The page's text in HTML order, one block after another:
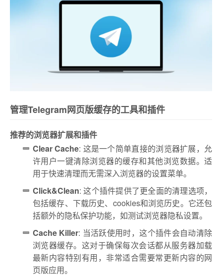
管理Telegram网页版缓存的工具和插件
推荐的浏览器扩展和插件
Clear Cache: 这是一个简单直接的浏览器扩展，允
许用户一键清除浏览器的缓存和其他浏览数据。适
用于快速清理而无需深入浏览器的设置菜单。
Click&Clean: 这个插件提供了更全面的清理选项，
包括缓存、下载历史、cookies和浏览历史。它还包
括额外的隐私保护功能，如测试浏览器隐私设置。
Cache Killer: 当活跃使用时，这个插件会自动清除
浏览器缓存。这对于确保每次会话都从服务器加载
最新内容特别有用，非常适合需要常更新内容的网
页版应用。